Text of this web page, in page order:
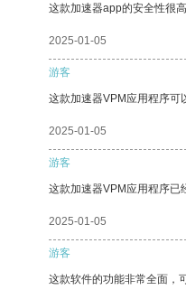
这款加速器app的安全性很
2025-01-05
游客
这款加速器VPM应用程序可
2025-01-05
游客
这款加速器VPM应用程序已
2025-01-05
游客
这款软件的功能非常全面，